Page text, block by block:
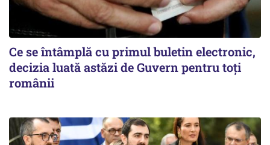
Ce se întâmplă cu primul buletin electronic,
decizia luată astăzi de Guvern pentru toți
românii